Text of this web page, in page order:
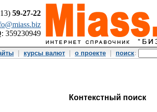
59-27-22
359230949
курсы валют о проекте поиск:
Контекстный поиск